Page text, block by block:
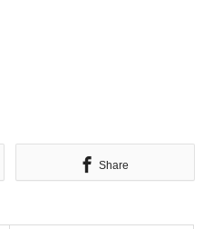
Share